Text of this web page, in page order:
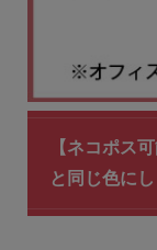
【ネコポス
と同じ色に